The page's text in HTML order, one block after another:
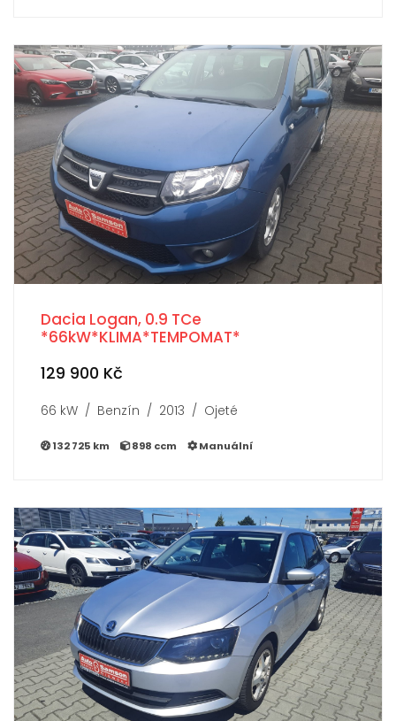
Dacia Logan, 0.9 TCe
*66kW*KLIMA*TEMPOMAT*
129 900 Kč
66 kW / Benzín / 2013 / Ojeté
132 725 km 898 ccm Manuální